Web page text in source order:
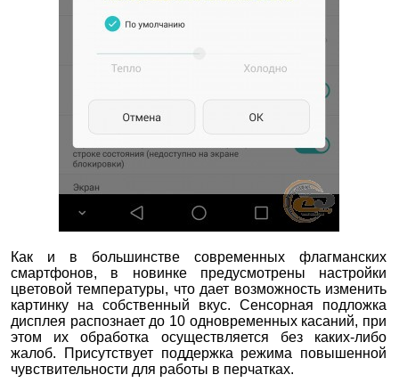
Как и в большинстве современных флагманских
смартфонов, в новинке предусмотрены настройки
цветовой температуры, что дает возможность изменить
картинку на собственный вкус. Сенсорная подложка
дисплея распознает до 10 одновременных касаний, при
этом их обработка осуществляется без каких-либо
жалоб. Присутствует поддержка режима повышенной
чувствительности для работы в перчатках.